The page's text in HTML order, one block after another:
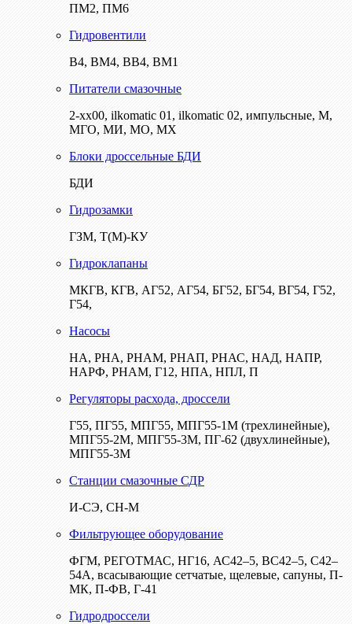
ПМ2, ПМ6
Гидровентили
В4, ВМ4, ВВ4, ВМ1
Питатели смазочные
2-хх00, ilkomatic 01, ilkomatic 02, импульсные, М,
МГО, МИ, МО, МХ
Блоки дроссельные БДИ
БДИ
Гидрозамки
ГЗМ, Т(М)-КУ
Гидроклапаны
МКГВ, КГВ, АГ52, АГ54, БГ52, БГ54, ВГ54, Г52,
Г54,
Насосы
НА, РНА, РНАМ, РНАП, РНАС, НАД, НАПР,
НАРФ, РНАМ, Г12, НПА, НПЛ, П
Регуляторы расхода, дроссели
Г55, ПГ55, МПГ55, МПГ55-1М (трехлинейные),
МПГ55-2М, МПГ55-3М, ПГ-62 (двухлинейные),
МПГ55-3М
Станции смазочные СДР
И-СЭ, СН-М
Фильтрующее оборудование
ФГМ, РЕГОТМАС, НГ16, АС42–5, ВС42–5, С42–
54А, всасывающие сетчатые, щелевые, сапуны, П-
МК, П-ФВ, Г-41
Гидродроссели